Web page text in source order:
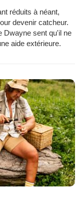
réduits à néant,
devenir catcheur.
sent qu'il ne
aide extérieure.